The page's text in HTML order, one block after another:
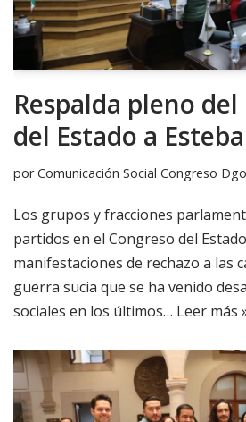
Respalda pleno
del Estado a
porComunicación Social Congreso Dgo
Los grupos y fracciones
partidos en el Congreso del
manifestaciones de rechazo a las
guerra sucia que se ha venido
sociales en los últimos… Leer más